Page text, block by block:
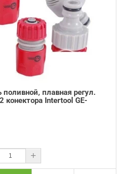
плавная регул.
конектора Intertool GE-
+